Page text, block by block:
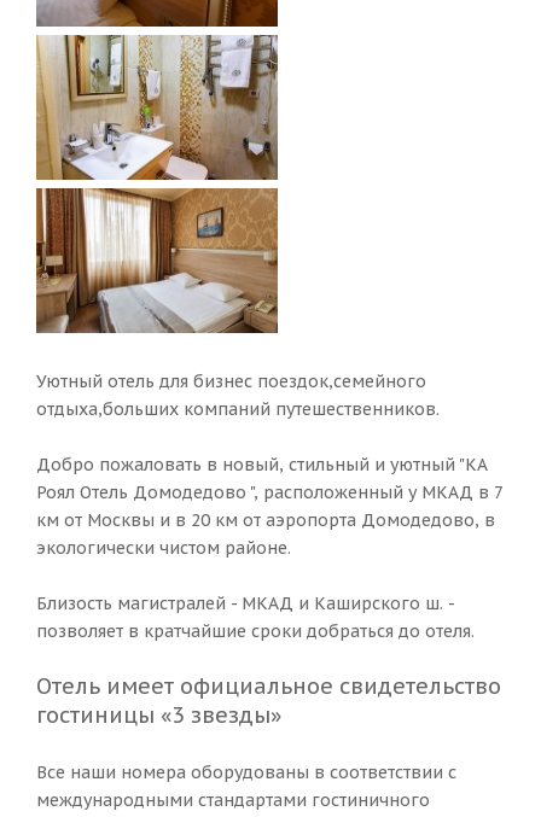
Уютный отель для бизнес поездок,семейного
отдыха,больших компаний путешественников.
Добро пожаловать в новый, стильный и уютный "КА
Роял Отель Домодедово ", расположенный у МКАД в 7
км от Москвы и в 20 км от аэропорта Домодедово, в
экологически чистом районе.
Близость магистралей - МКАД и Каширского ш. -
позволяет в кратчайшие сроки добраться до отеля.
Отель имеет официальное свидетельство
гостиницы «3 звезды»
Все наши номера оборудованы в соответствии с
международными стандартами гостиничного